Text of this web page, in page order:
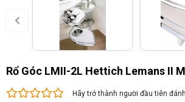
Rổ Góc LMII-2L Hettich Lemans II
Hãy trở thành người đầu tiên